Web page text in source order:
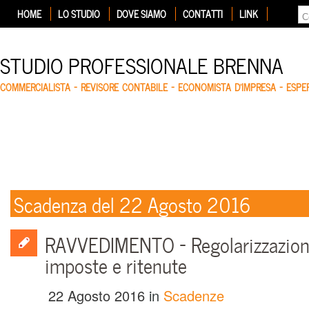
HOME LO STUDIO DOVE SIAMO CONTATTI LINK
STUDIO PROFESSIONALE BRENNA
COMMERCIALISTA – REVISORE CONTABILE – ECONOMISTA D'IMPRESA –
Scadenza del 22 Agosto 2016
RAVVEDIMENTO –
imposte e ritenute
22 Agosto 2016 in Scadenze